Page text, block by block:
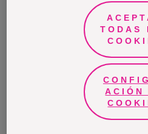
propósito es romper barreras por el
consumidores, pacientes,
general. Vendemos en
principales marcas globales TENA y
como Actimove, Cutimed, JOBST,
Lotus, Modibodi, Nosotras, Saba,
2024, Essity tuvo ventas de
euros y empleó a 36,000 personas.
ubicada en Estocolmo, Suecia, y
Más información enwww.essity.com
TODAS
ACIÓN